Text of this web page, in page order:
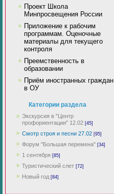
Проект Школа
Минпросвещения России
Приложение к рабочим
программам. Оценочные
материалы для текущего
контроля
Преемственность в
образовании
Приём иностранных граждан
в ОУ
Категории раздела
Экскурсия в "Центр
профориентации" 12.02 [45]
Смотр строя и песни 27.02 [95]
Форум "Большая перемена" [34]
1 сентября [85]
Туристический слет [72]
Новый год [84]